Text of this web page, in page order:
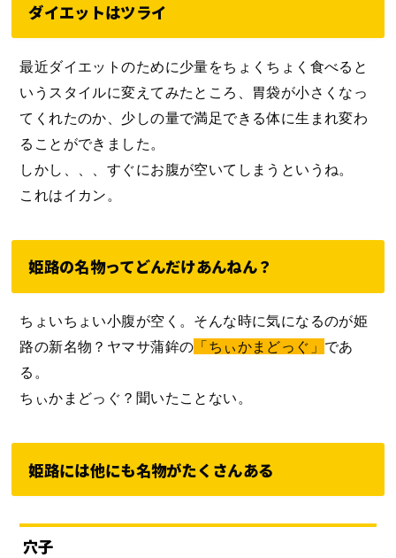
ダイエットはツライ
最近ダイエットのために少量をちょくちょく食べると
いうスタイルに変えてみたところ、胃袋が小さくなっ
てくれたのか、少しの量で満足できる体に生まれ変わ
ることができました。
しかし、、、すぐにお腹が空いてしまうというね。
これはイカン。
姫路の名物ってどんだけあんねん？
ちょいちょい小腹が空く。そんな時に気になるのが姫
路の新名物？ヤマサ蒲鉾の 「ちぃかまどっぐ」 であ
る。
ちぃかまどっぐ？聞いたことない。
姫路には他にも名物がたくさんある
穴子